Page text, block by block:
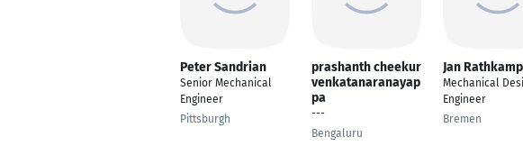
Peter Sandrian
Senior Mechanical
Engineer
Pittsburgh
prashanth cheekur
venkatanaranayap
pa
---
Bengaluru
Jan Rathkamp
Mechanical
Engineer
Bremen